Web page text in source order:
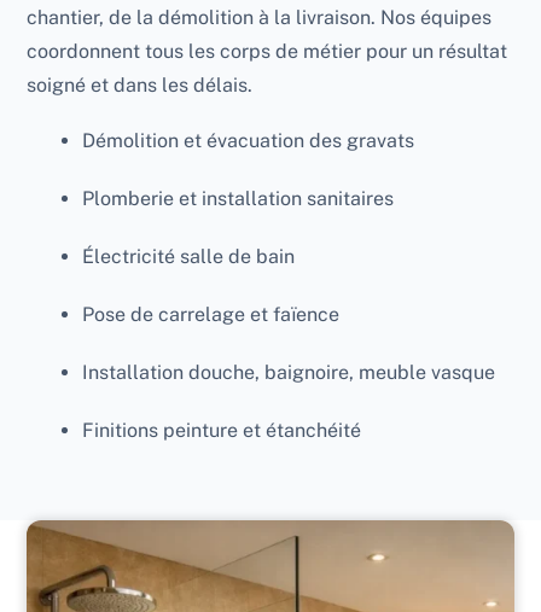
chantier, de la démolition à la livraison. Nos équipes
coordonnent tous les corps de métier pour un résultat
soigné et dans les délais.
Démolition et évacuation des gravats
Plomberie et installation sanitaires
Électricité salle de bain
Pose de carrelage et faïence
Installation douche, baignoire, meuble vasque
Finitions peinture et étanchéité